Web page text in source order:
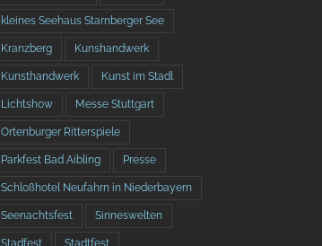
kleines Seehaus Starnberger See
Kranzberg Kunshandwerk
Kunsthandwerk Kunst im Stadl
Lichtshow Messe Stuttgart
Ortenburger Ritterspiele
Parkfest Bad Aibling Presse
Schloßhotel Neufahrn in Niederbayern
Seenachtsfest Sinneswelten
Stadfest Stadtfest